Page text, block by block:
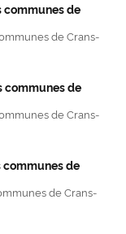
communes de
de Crans-
communes de
de Crans-
communes de
de Crans-